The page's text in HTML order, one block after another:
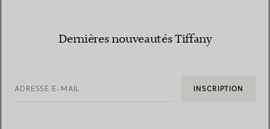
Dernières nouveautés Tiffany
ADRESSE E-MAIL INSCRIPTION